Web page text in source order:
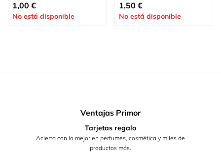
1,00 €
No está disponible
1,50 €
No está disponible
Ventajas Primor
Tarjetas regalo
Acierta con lo mejor en perfumes, cosmética y miles de
productos más.